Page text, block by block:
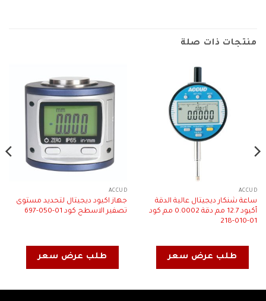
منتجات ذات صلة
ACCUD
ساعة شنكار ديجيتال عالية الدقة
أكيود 12.7 مم دقة 0.0002 مم كود
01-010-218
طلب عرض سعر
ACCUD
جهاز اكيود ديجيتال لتحديد مستوى
تصفير الاسطح كود 01-050-697
طلب عرض سعر